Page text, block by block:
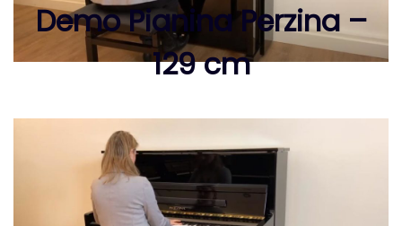
Demo Pianina Perzina –
129 cm